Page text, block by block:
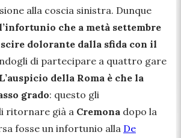
alla coscia sinistra. Dunque
che a metà settembre
dolorante dalla sfida con il
di partecipare a quattro gare
L’auspicio della Roma è che la
grado: questo gli
ritornare già a Cremona dopo la
fosse un infortunio alla De